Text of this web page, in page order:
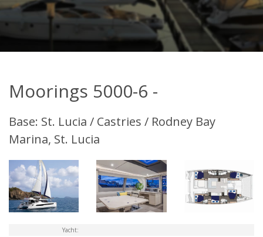
Moorings 5000-6 -
Base: St. Lucia / Castries / Rodney Bay
Marina, St. Lucia
Yacht: